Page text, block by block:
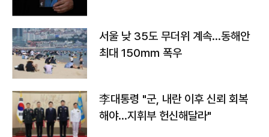
서울 낮 35도 무더위 계속…동해안
최대 150㎜ 폭우
李대통령 "군, 내란 이후 신뢰 회복
해야…지휘부 헌신해달라"